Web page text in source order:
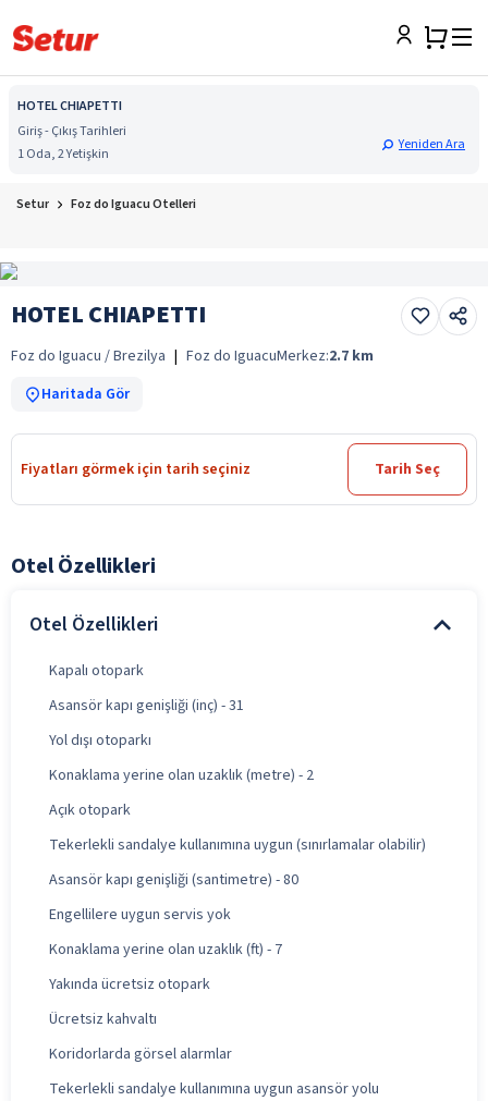
HOTEL CHIAPETTI
Giriş - Çıkış Tarihleri
1 Oda, 2 Yetişkin
Yeniden Ara
Setur Foz do Iguacu Otelleri
HOTEL CHIAPETTI
Foz do Iguacu / Brezilya | Foz do IguacuMerkez:2.7 km
Haritada Gör
Fiyatları görmek için tarih seçiniz Tarih Seç
Otel Özellikleri
Otel Özellikleri
Kapalı otopark
Asansör kapı genişliği (inç) - 31
Yol dışı otoparkı
Konaklama yerine olan uzaklık (metre) - 2
Açık otopark
Tekerlekli sandalye kullanımına uygun (sınırlamalar olabilir)
Asansör kapı genişliği (santimetre) - 80
Engellilere uygun servis yok
Konaklama yerine olan uzaklık (ft) - 7
Yakında ücretsiz otopark
Ücretsiz kahvaltı
Koridorlarda görsel alarmlar
Tekerlekli sandalye kullanımına uygun asansör yolu